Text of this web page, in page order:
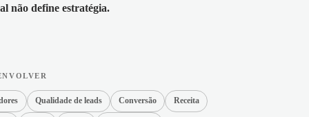
não define estratégia.
Qualidade de leads Conversão Receita